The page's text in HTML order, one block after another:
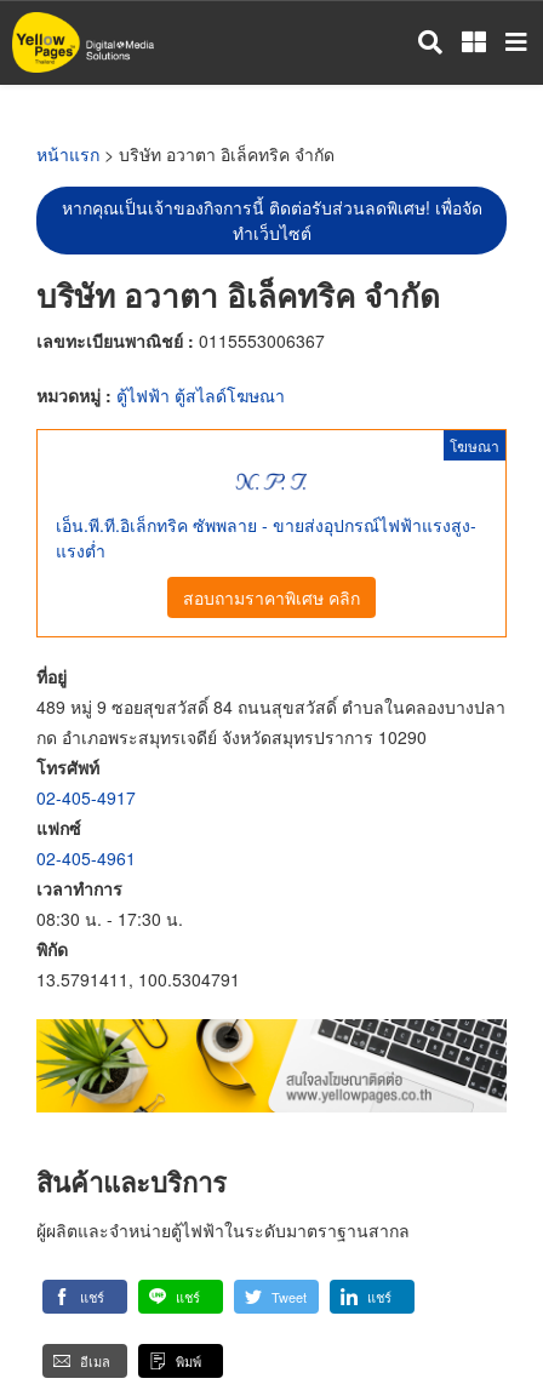
ข้าม
ไป
หน้าแรก > บริษัท อวาตา อิเล็คทริค จำกัด
หากคุณเป็นเจ้าของกิจการนี้ ติดต่อรับส่วนลดพิเศษ! เพื่อจัด
ทำเว็บไซต์
บริษัท อวาตา อิเล็คทริค จำกัด
เลขทะเบียนพาณิชย์ : 0115553006367
หมวดหมู่ : ตู้ไฟฟ้า ตู้สไลด์โฆษณา
โฆษณา
เอ็น.พี.ที.อิเล็กทริค ซัพพลาย - ขายส่งอุปกรณ์ไฟฟ้าแรงสูง-
แรงต่ำ
สอบถามราคาพิเศษ คลิก
ที่อยู่
489 หมู่ 9 ซอยสุขสวัสดิ์ 84 ถนนสุขสวัสดิ์ ตำบลในคลองบางปลา
กด อำเภอพระสมุทรเจดีย์ จังหวัดสมุทรปราการ 10290
โทรศัพท์
02-405-4917
แฟกซ์
02-405-4961
เวลาทำการ
08:30 น. - 17:30 น.
พิกัด
13.5791411, 100.5304791
สินค้าและบริการ
ผู้ผลิตและจำหน่ายตู้ไฟฟ้าในระดับมาตราฐานสากล
แชร์ แชร์ Tweet แชร์
อีเมล พิมพ์